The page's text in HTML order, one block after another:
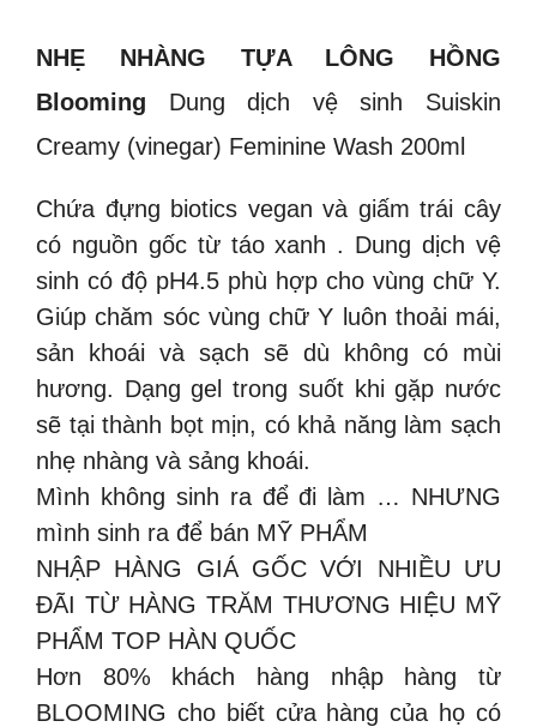
NHẸ NHÀNG TỰA LÔNG HỒNG
Blooming Dung dịch vệ sinh Suiskin
Creamy (vinegar) Feminine Wash 200ml
Chứa đựng biotics vegan và giấm trái cây
có nguồn gốc từ táo xanh . Dung dịch vệ
sinh có độ pH4.5 phù hợp cho vùng chữ Y.
Giúp chăm sóc vùng chữ Y luôn thoải mái,
sản khoái và sạch sẽ dù không có mùi
hương. Dạng gel trong suốt khi gặp nước
sẽ tại thành bọt mịn, có khả năng làm sạch
nhẹ nhàng và sảng khoái.
Mình không sinh ra để đi làm … NHƯNG
mình sinh ra để bán MỸ PHẨM
NHẬP HÀNG GIÁ GỐC VỚI NHIỀU ƯU
ĐÃI TỪ HÀNG TRĂM THƯƠNG HIỆU MỸ
PHẨM TOP HÀN QUỐC
Hơn 80% khách hàng nhập hàng từ
BLOOMING cho biết cửa hàng của họ có